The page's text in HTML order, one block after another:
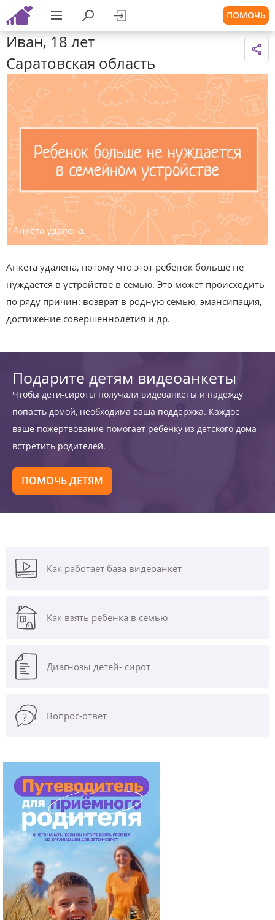
ПОМОЧЬ
Иван, 18 лет
Саратовская область
Анкета удалена.
Анкета удалена, потому что этот ребенок больше не
нуждается в устройстве в семью. Это может происходить
по ряду причин: возврат в родную семью, эмансипация,
достижение совершеннолетия и др.
Подарите детям видеоанкеты
Чтобы дети-сироты получали видеоанкеты и надежду
попасть домой, необходима ваша поддержка. Каждое
ваше пожертвование помогает ребенку из детского дома
встретить родителей.
ПОМОЧЬ ДЕТЯМ
Как работает база видеоанкет
Как взять ребенка в семью
Диагнозы детей- сирот
Вопрос-ответ